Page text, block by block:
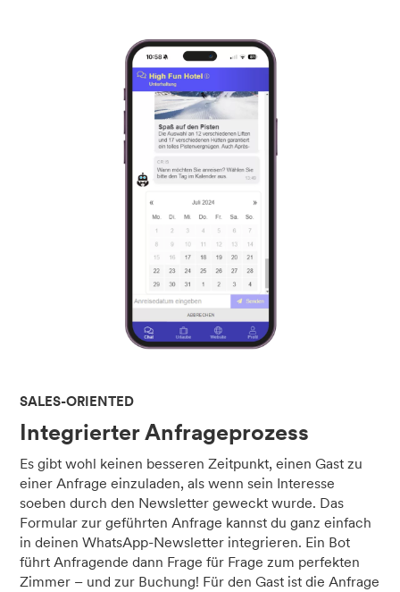
SALES-ORIENTED
Integrierter Anfrageprozess
Es gibt wohl keinen besseren Zeitpunkt, einen Gast zu
einer Anfrage einzuladen, als wenn sein Interesse
soeben durch den Newsletter geweckt wurde. Das
Formular zur geführten Anfrage kannst du ganz einfach
in deinen WhatsApp-Newsletter integrieren. Ein Bot
führt Anfragende dann Frage für Frage zum perfekten
Zimmer – und zur Buchung! Für den Gast ist die Anfrage